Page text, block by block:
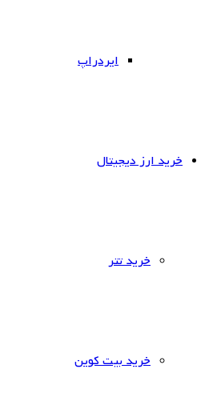
ایردراپ
خرید ارز دیجیتال
خرید تتر
خرید بیت کوین